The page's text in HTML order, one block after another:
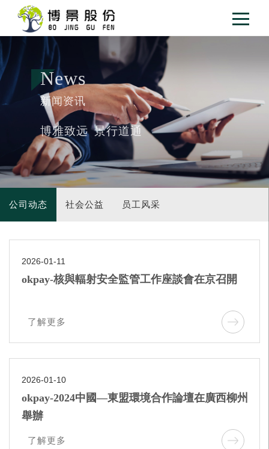
News
新闻资讯
博雅致远 景行道通
公司动态 社会公益 员工风采
2026-01-11
okpay-核與輻射安全監管工作座談會在京召開
了解更多
2026-01-10
okpay-2024中國—東盟環境合作論壇在廣西柳州
舉辦
了解更多